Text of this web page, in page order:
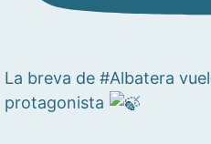
La breva de #Albatera
protagonista